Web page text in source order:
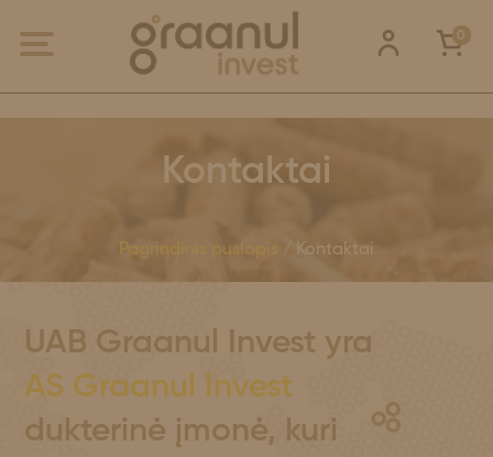
0
Kontaktai
Pagrindinis puslapis / Kontaktai
UAB Graanul Invest yra
AS Graanul Invest
dukterinė įmonė, kuri